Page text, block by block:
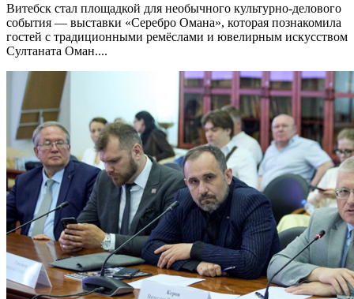
Витебск стал площадкой для необычного культурно-делового
события — выставки «Серебро Омана», которая познакомила
гостей с традиционными ремёслами и ювелирным искусством
Султаната Оман....